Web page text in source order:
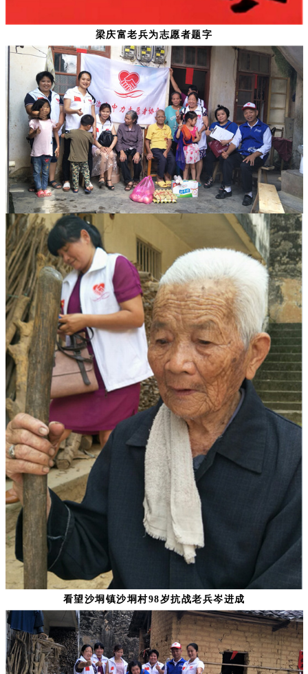
梁庆富老兵为志愿者题字
看望沙垌镇沙垌村98岁抗战老兵岑进成